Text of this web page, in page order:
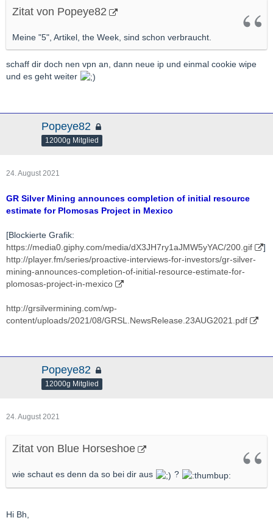
Zitat von Popeye82
Meine "5", Artikel, the Week, sind schon verbraucht.
schaff dir doch nen vpn an, dann neue ip und einmal cookie wipe
und es geht weiter
Popeye82
12000g Mitglied
24. August 2021
GR Silver Mining announces completion of initial resource
estimate for Plomosas Project in Mexico
[Blockierte Grafik:
https://media0.giphy.com/media/dX3JH7ry1aJMW5yYAC/200.gif
]
http://player.fm/series/proactive-interviews-for-investors/gr-silver-
mining-announces-completion-of-initial-resource-estimate-for-
plomosas-project-in-mexico
http://grsilvermining.com/wp-
content/uploads/2021/08/GRSL.NewsRelease.23AUG2021.pdf
Popeye82
12000g Mitglied
24. August 2021
Zitat von Blue Horseshoe
wie schaut es denn da so bei dir aus ?
Hi Bh,